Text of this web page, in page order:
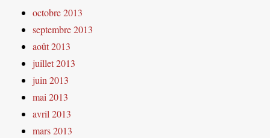
octobre 2013
septembre 2013
août 2013
juillet 2013
juin 2013
mai 2013
avril 2013
mars 2013